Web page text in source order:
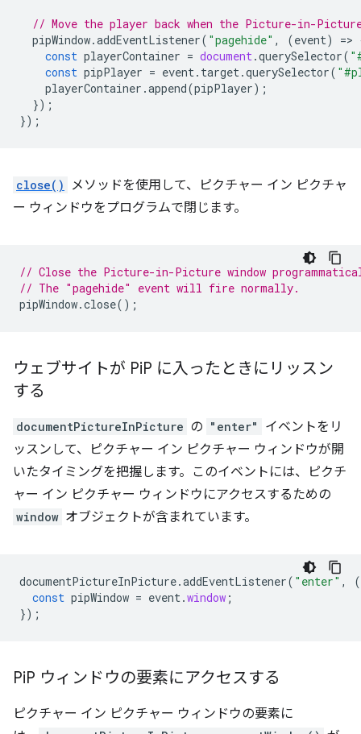
// Move the player back when the Picture-in-
pipWindow.addEventListener( "pagehide" , (event) =>
const playerContainer = document .querySelector(
const pipPlayer = event . target .querySelector(
playerContainer .append(pipPlayer);
});
});
close()
メソッドを使用して、ピクチャー イン ピクチャ
ー ウィンドウをプログラムで閉じます。
// Close the Picture-in-Picture window
// The "pagehide" event will fire normally.
pipWindow.close();
ウェブサイトが PiP に入ったときにリッスン
する
documentPictureInPicture の "enter"
イベントをリ
ッスンして、ピクチャー イン ピクチャー ウィンドウが開
いたタイミングを把握します。このイベントには、ピクチ
ャー イン ピクチャー ウィンドウにアクセスするための
window オブジェクトが含まれています。
documentPictureInPicture.addEventListener( "enter" ,
(
const pipWindow = event .window ;
});
PiP ウィンドウの要素にアクセスする
ピクチャー イン ピクチャー ウィンドウの要素に